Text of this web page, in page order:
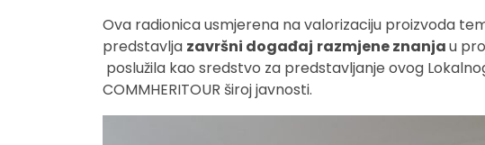
Ova radionica usmjerena na valorizaciju proizvoda
predstavlja završni događaj razmjene znanjau
poslužila kao sredstvo za predstavljanje ovog
COMMHERITOUR široj javnosti.